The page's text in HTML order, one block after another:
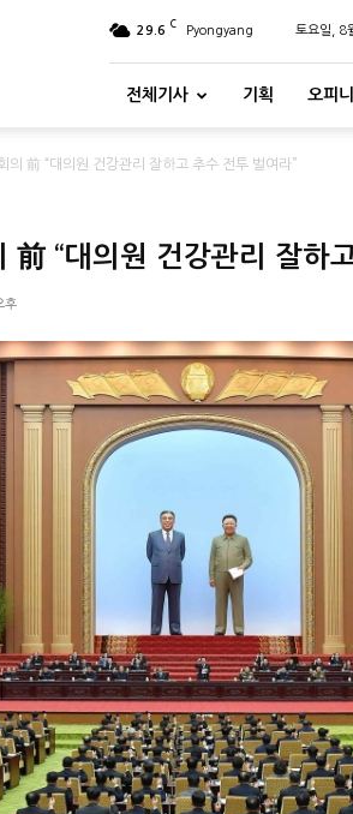
29.6 C Pyongyang 토요일,
전체기사 기획 오피
의 前 “대의원 건강관리 잘하고 추수 전투 벌여라”
前 “대의원 건강관리 잘하
후